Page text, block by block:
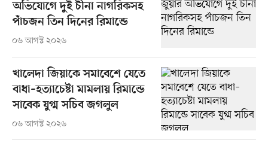
অভিযোগে দুই চীনা নাগরিকসহ
পাঁচজন তিন দিনের রিমান্ডে
০৬ আগস্ট ২০২৬
খালেদা জিয়াকে সমাবেশে যেতে
বাধা–হত্যাচেষ্টা মামলায় রিমান্ডে
সাবেক যুগ্ম সচিব জগলুল
০৬ আগস্ট ২০২৬